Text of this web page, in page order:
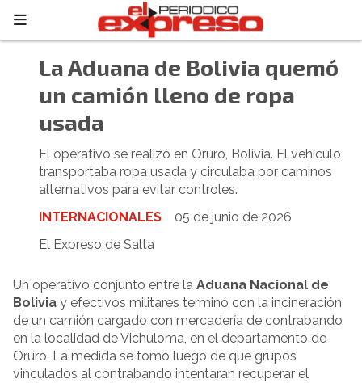
La Aduana de Bolivia quemó
un camión lleno de ropa
usada
El operativo se realizó en Oruro, Bolivia. El vehículo
transportaba ropa usada y circulaba por caminos
alternativos para evitar controles.
INTERNACIONALES
05 de junio de 2026
El Expreso de Salta
Un operativo conjunto entre la Aduana Nacional de
Bolivia y efectivos militares terminó con la incineración
de un camión cargado con mercadería de contrabando
en la localidad de Vichuloma, en el departamento de
Oruro. La medida se tomó luego de que grupos
vinculados al contrabando intentaran recuperar el